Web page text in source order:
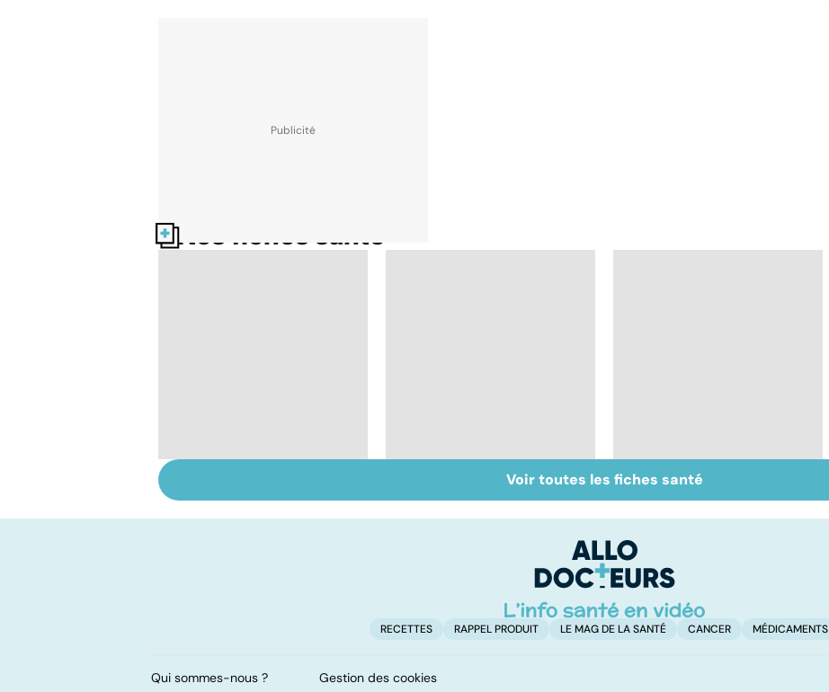
Nos fiches santé
vite pour éviter la
Marcher : un réflexe
naturel ?
Tout savoir sur les
infections
Voir toutes les fiches santé
RECETTES RAPPEL PRODUIT LE MAG DE LA SANTÉ CANCER MÉDICAMENTS
Qui sommes-nous ? Gestion des cookies